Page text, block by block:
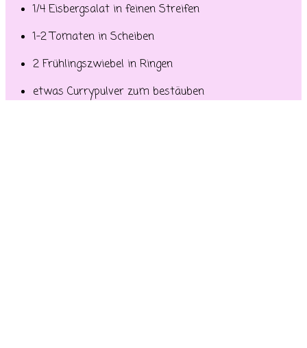
1/4 Eisbergsalat in feinen Streifen
1-2 Tomaten in Scheiben
2 Frühlingszwiebel in Ringen
etwas Currypulver zum bestäuben